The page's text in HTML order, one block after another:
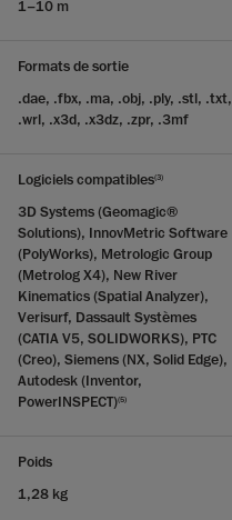
1–10 m
Formats de sortie
.dae, .fbx, .ma, .obj, .ply, .stl, .txt,
.wrl, .x3d, .x3dz, .zpr, .3mf
Logiciels compatibles(3)
3D Systems (Geomagic®
Solutions), InnovMetric Software
(PolyWorks), Metrologic Group
(Metrolog X4), New River
Kinematics (Spatial Analyzer),
Verisurf, Dassault Systèmes
(CATIA V5, SOLIDWORKS), PTC
(Creo), Siemens (NX, Solid Edge),
Autodesk (Inventor,
PowerINSPECT)(5)
Poids
1,28 kg